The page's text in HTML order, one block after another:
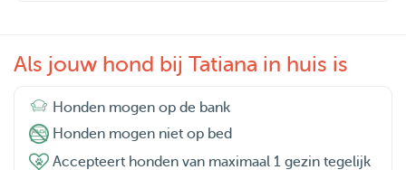
Als jouw hond bij Tatiana in huis is
Honden mogen op de bank
Honden mogen niet op bed
Accepteert honden van maximaal 1 gezin tegelijk